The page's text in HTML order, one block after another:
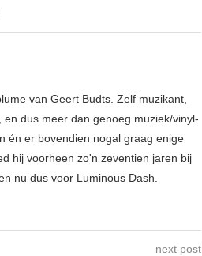
van Geert Budts. Zelf muzikant,
dus meer dan genoeg muziek/vinyl-
én er bovendien nogal graag enige
hij voorheen zo'n zeventien jaren bij
nu dus voor Luminous Dash.
next post